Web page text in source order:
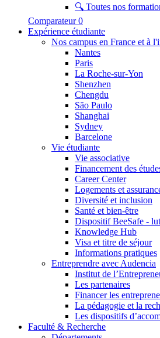
🔍 Toutes nos
Comparateur 0
Expérience étudiante
Nos campus en France et à
Nantes
Paris
La Roche-sur-Yon
Shenzhen
Chengdu
São Paulo
Shanghai
Sydney
Barcelone
Vie étudiante
Vie associative
Financement des
Career Center
Logements et
Diversité et inclusion
Santé et bien-être
Dispositif BeeSafe -
Knowledge Hub
Visa et titre de séjour
Informations pratiques
Entreprendre avec Audencia
Institut de
Les partenaires
Financer les
La pédagogie et la
Les dispositifs
Faculté & Recherche